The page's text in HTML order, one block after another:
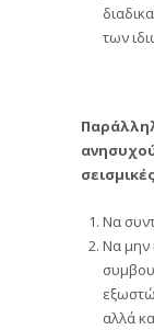
των
Να
Να μην
αλλά